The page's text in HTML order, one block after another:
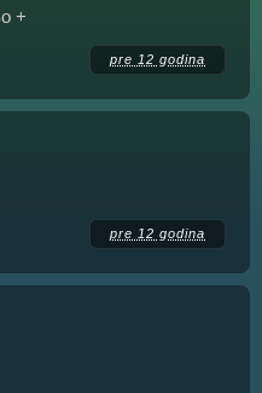
+
pre 12 godina
pre 12 godina